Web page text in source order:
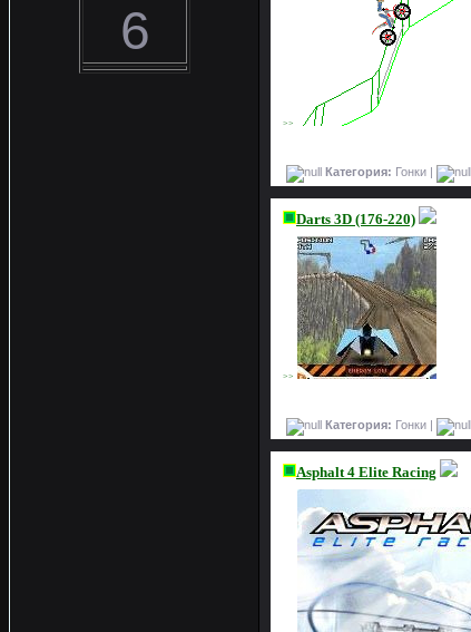
6
>>
Категория: Гонки |
Darts 3D (176-220)
>>
Категория: Гонки |
Asphalt 4 Elite Racing